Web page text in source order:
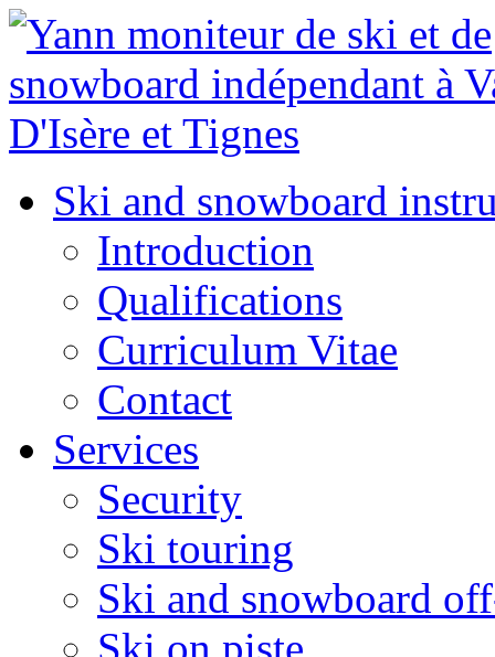
Ski and snowboard
Introduction
Qualifications
Curriculum Vitae
Contact
Services
Security
Ski touring
Ski and snowboard